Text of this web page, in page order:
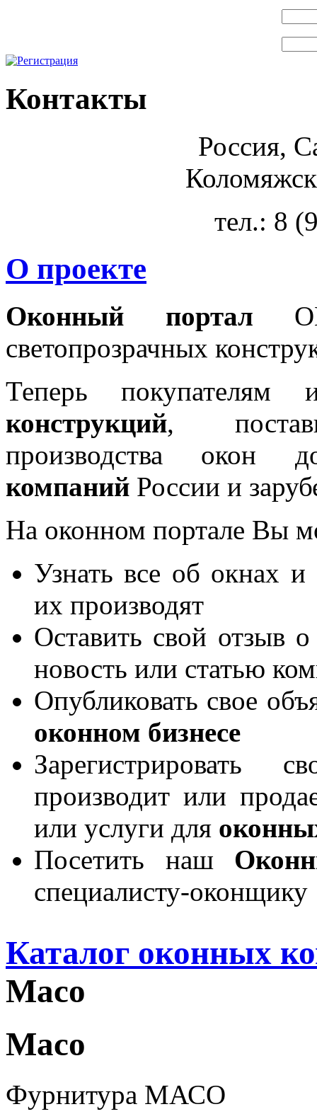
Контакты
Россия,
тел.: 8
О проекте
Оконный портал
светопрозрачных
Теперь покупателям
конструкций,
производства окон
компаний России и
На оконном портале Вы
Узнать все об окнах и
их производят
Оставить свой отзыв
новость или статью
Опубликовать свое
оконном бизнесе
производит или
или услуги для
Посетить наш
специалисту-оконщику
Каталог оконных
Maco
Maco
Фурнитура МАСО